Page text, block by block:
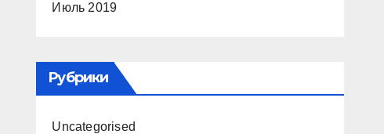
Июль 2019
Рубрики
Uncategorised